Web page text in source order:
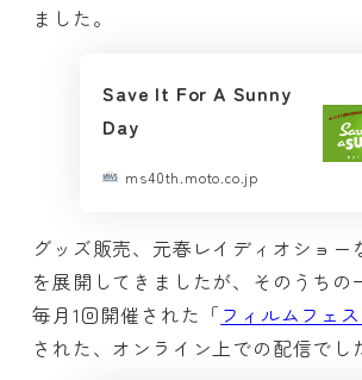
ました。
Save It For A Sunny
Day
ms40th.moto.co.jp
グッズ販売、元春レイディオショー
を展開してきましたが、そのうちの
毎月1回開催された「 フィルムフェ
された、オンライン上での配信でし